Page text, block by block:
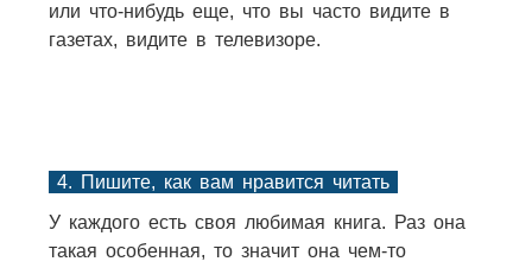
или что-нибудь еще, что вы часто видите в
газетах, видите в телевизоре.
4. Пишите, как вам нравится читать
У каждого есть своя любимая книга. Раз она
такая особенная, то значит она чем-то